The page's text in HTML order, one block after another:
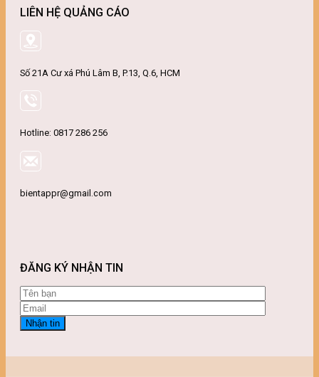
LIÊN HỆ QUẢNG CÁO
Số 21A Cư xá Phú Lâm B, P.13, Q.6, HCM
Hotline: 0817 286 256
bientappr@gmail.com
ĐĂNG KÝ NHẬN TIN